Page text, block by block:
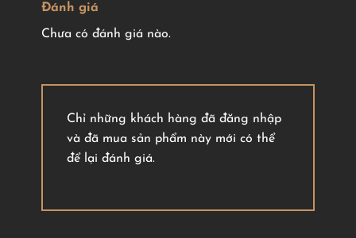
Đánh giá
Chưa có đánh giá nào.
Chỉ những khách hàng đã đăng nhập
và đã mua sản phẩm này mới có thể
để lại đánh giá.